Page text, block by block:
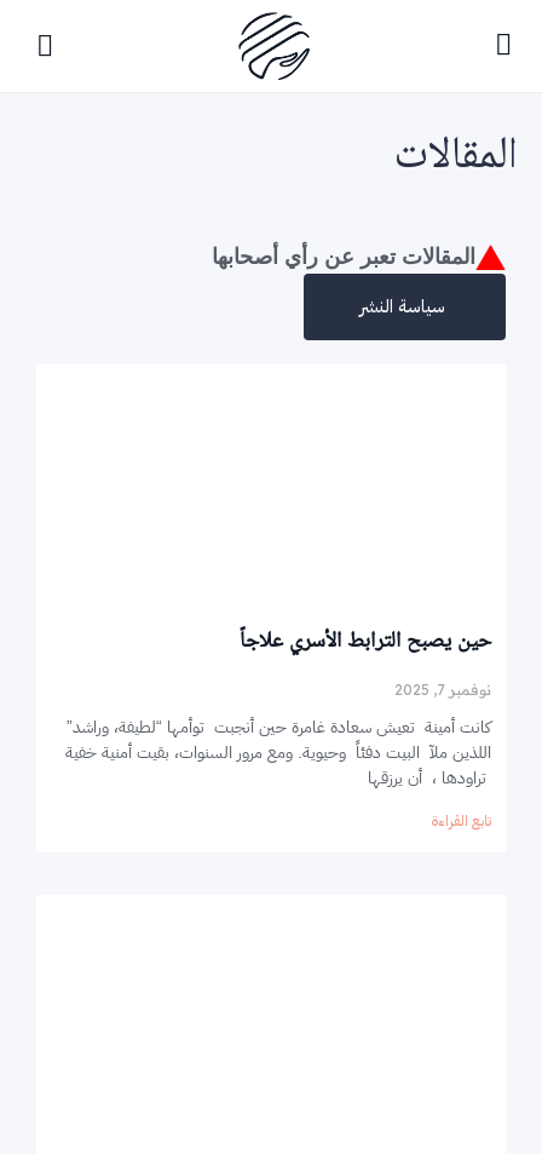
المقالات
المقالات تعبر عن رأي أصحابها
سياسة النشر
حين يصبح الترابط الأسري علاجاً
نوفمبر 7, 2025
كانت أمينة تعيش سعادة غامرة حين أنجبت توأمها “لطيفة، وراشد”
اللذين ملآ البيت دفئاً وحيوية. ومع مرور السنوات، بقيت أمنية خفية
تراودها ، أن يرزقها
تابع القراءة